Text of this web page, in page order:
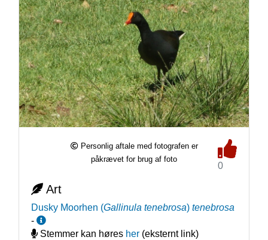
Personlig aftale med fotografen er
påkrævet for brug af foto
0
Art
Dusky Moorhen (Gallinula tenebrosa) tenebrosa
-
Stemmer kan høres her(eksternt link)